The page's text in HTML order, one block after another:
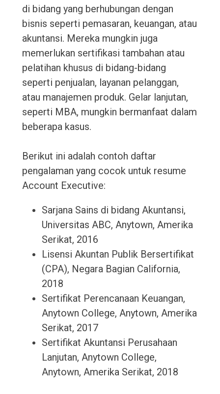
di bidang yang berhubungan dengan
bisnis seperti pemasaran, keuangan, atau
akuntansi. Mereka mungkin juga
memerlukan sertifikasi tambahan atau
pelatihan khusus di bidang-bidang
seperti penjualan, layanan pelanggan,
atau manajemen produk. Gelar lanjutan,
seperti MBA, mungkin bermanfaat dalam
beberapa kasus.
Berikut ini adalah contoh daftar
pengalaman yang cocok untuk resume
Account Executive:
Sarjana Sains di bidang Akuntansi,
Universitas ABC, Anytown, Amerika
Serikat, 2016
Lisensi Akuntan Publik Bersertifikat
(CPA), Negara Bagian California,
2018
Sertifikat Perencanaan Keuangan,
Anytown College, Anytown, Amerika
Serikat, 2017
Sertifikat Akuntansi Perusahaan
Lanjutan, Anytown College,
Anytown, Amerika Serikat, 2018